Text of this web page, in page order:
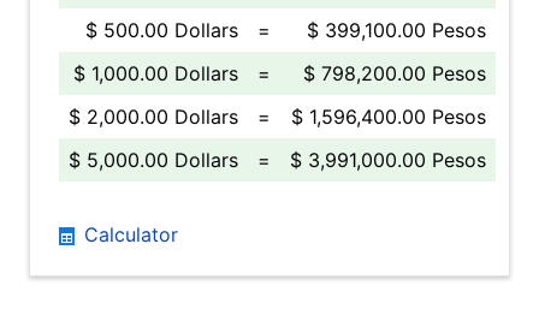
$ 500.00 Dollars
=
$ 399,100.00 Pesos
$ 1,000.00 Dollars
=
$ 798,200.00 Pesos
$ 2,000.00 Dollars
=
$ 1,596,400.00 Pesos
$ 5,000.00 Dollars
= $ 3,991,000.00 Pesos
Calculator